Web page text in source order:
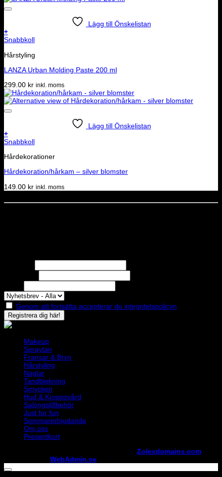
Lägg till Önskelistan
+
Snabbkoll
Hårstyling
LANZA Urban Molding Paste 200 ml
299.00 kr inkl. moms
Lägg till Önskelistan
+
Snabbkoll
Hårdekorationer
Hårdekoration/hårkam – silver blomster
149.00 kr inkl. moms
Genom att fortsätta accepterar du integritetspolicyn
Makeup
Spraytan
Fransar & Bryn
Hårstyling
Naglar
Tandblekning
Smycken
Hud & Kroppsvård
Salongstillbehör
Just for fun
Sommarerbjudande
Om oss
Presentkort
Zolexdomains.com
WebAdmin.se